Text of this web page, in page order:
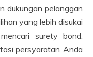
dukungan pelanggan
yang lebih disukai
surety bond.
persyaratan Anda